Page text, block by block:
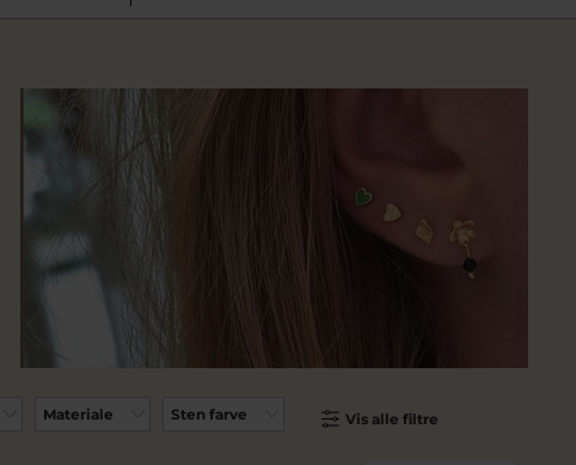
Materiale Sten farve Vis alle filtre